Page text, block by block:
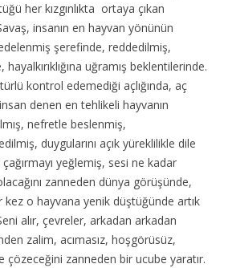
her kızgınlıkta ortaya çıkan
insanın en hayvan yönünün
şerefinde, reddedilmiş,
uğramış beklentilerinde.
kontrol edemediği açlığında, aç
denen en tehlikeli hayvanın
nefretle beslenmiş,
duygularını açık yüreklilikle dile
yeğlemiş, sesi ne kadar
zanneden dünya görüşünde,
o hayvana yenik düştüğünde artık
alır, çevreler, arkadan arkadan
zalim, acımasız, hoşgörüsüz,
çözeceğini zanneden bir ucube yaratır.